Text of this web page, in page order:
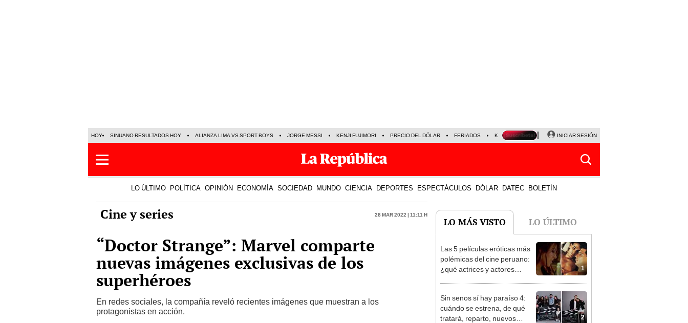
HOY SINUANO RESULTADOS HOY ALIANZA LIMA VS SPORT BOYS JORGE MESSI KENJI FUJIMORI PRECIO DEL DÓLAR FERIADOS KEIKO FUJIMORI NALDY SALDAÑA
INICIAR SESIÓN
LO ÚLTIMO POLÍTICA OPINIÓN ECONOMÍA SOCIEDAD MUNDO CIENCIA DEPORTES ESPECTÁCULOS DÓLAR DATEC BOLETÍN
Cine y series 28 Mar 2022 | 11:11 h
“Doctor Strange”: Marvel comparte
nuevas imágenes exclusivas de los
superhéroes
En redes sociales, la compañía reveló recientes imágenes que muestran a los
protagonistas en acción.
LO MÁS VISTO LO ÚLTIMO
1
Las 5 películas eróticas más
polémicas del cine peruano:
¿qué actrices y actores
2
Sin senos sí hay paraíso 4:
cuándo se estrena, de qué
tratará, reparto, nuevos